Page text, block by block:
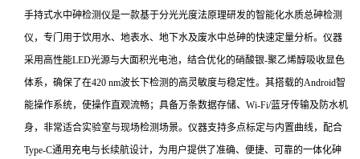
手持式水中砷检测仪是一款基于分光光度法原理研发的智能化水质总砷检测
仪，专门用于饮用水、地表水、地下水及废水中总砷的快速定量分析。仪器
采用高性能LED光源与大面积光电池，结合优化的硝酸银-聚乙烯醇吸收显色
体系，确保了在420 nm波长下检测的高灵敏度与稳定性。其搭载的Android智
能操作系统，使操作直观流畅；具备万条数据存储、Wi-Fi/蓝牙传输及防水机
身，非常适合实验室与现场检测场景。仪器支持多点标定与内置曲线，配合
Type-C通用充电与长续航设计，为用户提供了准确、便捷、可靠的一体化砷